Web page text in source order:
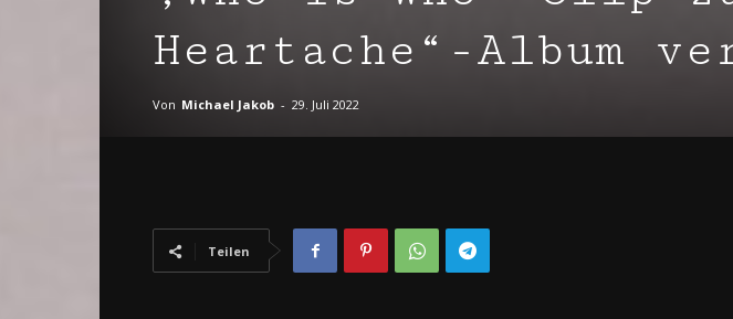
Heartache“-Album
Von Michael Jakob - 29. Juli 2022
Teilen